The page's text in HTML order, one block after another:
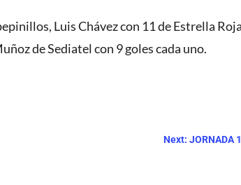
Luis Chávez con 11 de Estrella
de Sediatel con 9 goles cada uno.
Next: JORNADA